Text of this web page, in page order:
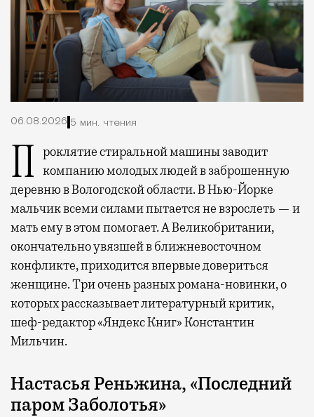
06.08.2026 5 мин. чтения
Проклятие стиральной машины заводит компанию молодых людей в заброшенную
деревню в Вологодской области. В Нью-Йорке
мальчик всеми силами пытается не взрослеть — и
мать ему в этом помогает. А Великобритании,
окончательно увязшей в ближневосточном
конфликте, приходится впервые довериться
женщине. Три очень разных романа-новинки, о
которых рассказывает литературный критик,
шеф-редактор «Яндекс Книг» Константин
Мильчин.
Настасья Реньжина, «Последний
паром Заболотья»